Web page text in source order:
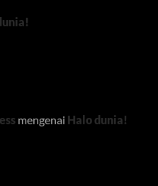
mengenai Halo dunia!